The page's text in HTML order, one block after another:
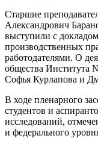
Старшие
Александрович
выступили с
производственных
работодателями. О
общества Института
Софья Курлапова и
В ходе пленарного
студентов и
исследований,
и федерального